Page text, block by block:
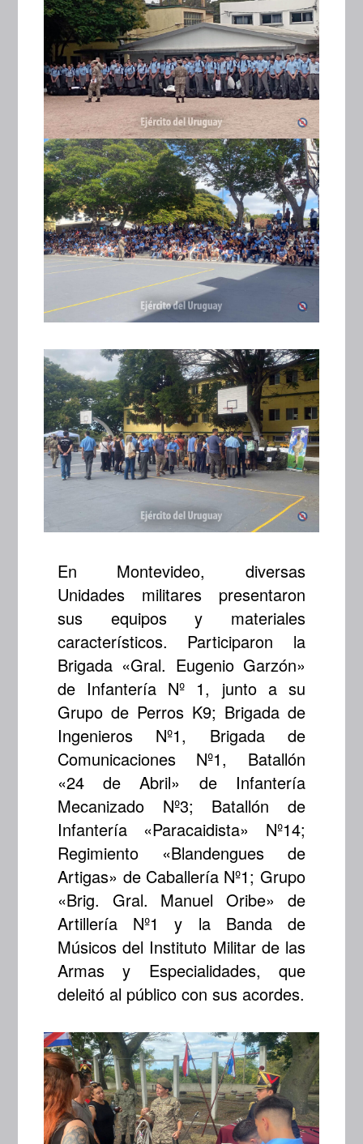
En Montevideo, diversas
Unidades militares presentaron
sus equipos y materiales
característicos. Participaron la
Brigada «Gral. Eugenio Garzón»
de Infantería Nº 1, junto a su
Grupo de Perros K9; Brigada de
Ingenieros Nº1, Brigada de
Comunicaciones Nº1, Batallón
«24 de Abril» de Infantería
Mecanizado Nº3; Batallón de
Infantería «Paracaidista» Nº14;
Regimiento «Blandengues de
Artigas» de Caballería Nº1; Grupo
«Brig. Gral. Manuel Oribe» de
Artillería Nº1 y la Banda de
Músicos del Instituto Militar de las
Armas y Especialidades, que
deleitó al público con sus acordes.